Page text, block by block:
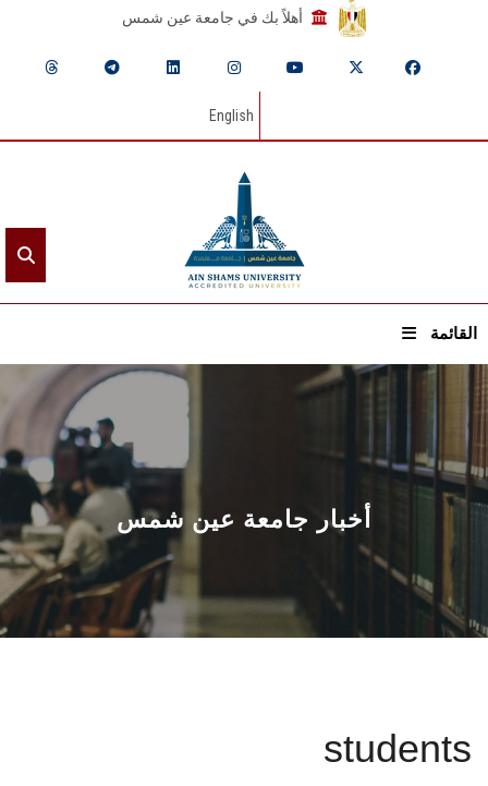
أهلاً بك في جامعة عين شمس
English
القائمة
الرئيسيـة
عن الجامعة
القطاعـات
الشئون الأكاديمية
البحث العلمي
أخبار جامعة عين شمس
students